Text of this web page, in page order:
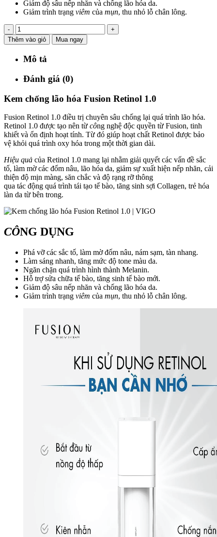
Giảm độ sâu nếp nhăn và chống lão hóa da.
Giảm trình trạng viêm của mụn, thu nhỏ lỗ chân lông.
-
+
Thêm vào giỏ
Mua ngay
Mô tả
Đánh giá (0)
Kem chống lão hóa Fusion Retinol 1.0
Fusion Retinol 1.0 điều trị chuyên sâu chống lại quá trình lão hóa.
Retinol 1.0 được tạo nên từ công nghệ độc quyền từ Fusion, tinh
khiết và ổn định hoạt tính. Từ đó giúp hoạt chất Retinol được bảo
vệ khỏi quá trình oxy hóa trong một thời gian dài.
Hiệu quả của Retinol 1.0 mang lại nhằm giải quyết các vấn đề sắc
tố, làm mờ các đốm nâu, lão hóa da, giảm sự xuất hiện nếp nhăn, cải
thiện độ mịn màng, săn chắc và độ rạng rỡ thông
qua tác động quá trình tái tạo tế bào, tăng sinh sợi Collagen, trẻ hóa
làn da từ bên trong.
CÔNG DỤNG
Phá vỡ các sắc tố, làm mờ đốm nâu, nám sạm, tàn nhang.
Làm sáng nhanh, tăng mức độ tone màu da.
Ngăn chặn quá trình hình thành Melanin.
Hỗ trợ sửa chữa tế bào, tăng sinh tế bào mới.
Giảm độ sâu nếp nhăn và chống lão hóa da.
Giảm trình trạng viêm của mụn, thu nhỏ lỗ chân lông.